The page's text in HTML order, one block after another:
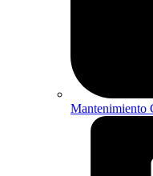
Mantenimiento